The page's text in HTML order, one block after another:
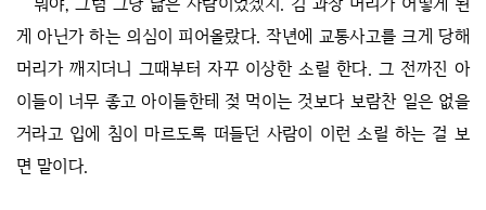
게 아닌가 하는 의심이 피어올랐다. 작년에 교통사고를 크게 당해
머리가 깨지더니 그때부터 자꾸 이상한 소릴 한다. 그 전까진 아
이들이 너무 좋고 아이들한테 젖 먹이는 것보다 보람찬 일은 없을
거라고 입에 침이 마르도록 떠들던 사람이 이런 소릴 하는 걸 보
면 말이다.